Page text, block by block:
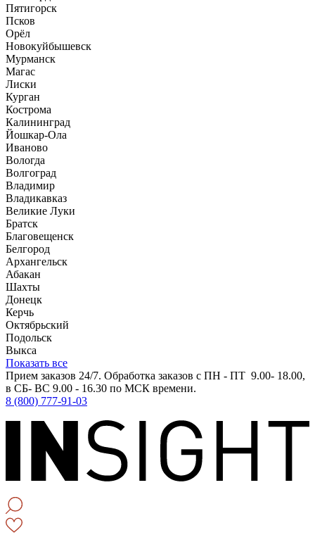
Пятигорск
Псков
Орёл
Новокуйбышевск
Мурманск
Магас
Лиски
Курган
Кострома
Калининград
Йошкар-Ола
Иваново
Вологда
Волгоград
Владимир
Владикавказ
Великие Луки
Братск
Благовещенск
Белгород
Архангельск
Абакан
Шахты
Донецк
Керчь
Октябрьский
Подольск
Выкса
Показать все
Прием заказов 24/7. Обработка заказов с ПН - ПТ 9.00- 18.00,
в СБ- ВС 9.00 - 16.30 по МСК времени.
8 (800) 777-91-03